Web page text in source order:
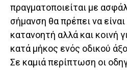
πραγματοποιείται με
σήμανση θα πρέπει να
κατανοητή αλλά και κοινή
κατά μήκος ενός οδικού
Σε καμιά περίπτωση οι